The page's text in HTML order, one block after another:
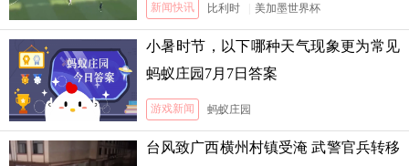
新闻快讯 比利时 美加墨世界杯
小暑时节，以下哪种天气现象更为常见
蚂蚁庄园7月7日答案
游戏新闻 蚂蚁庄园
台风致广西横州村镇受淹 武警官兵转移